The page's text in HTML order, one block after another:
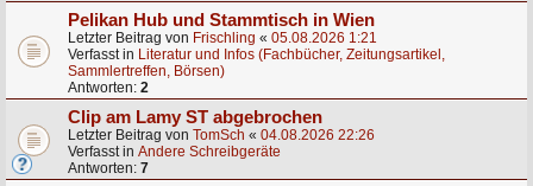
Pelikan Hub und Stammtisch in Wien
Letzter Beitrag von Frischling « 05.08.2026 1:21
Verfasst in Literatur und Infos (Fachbücher, Zeitungsartikel,
Sammlertreffen, Börsen)
Antworten: 2
Clip am Lamy ST abgebrochen
Letzter Beitrag von TomSch « 04.08.2026 22:26
Verfasst in Andere Schreibgeräte
Antworten: 7